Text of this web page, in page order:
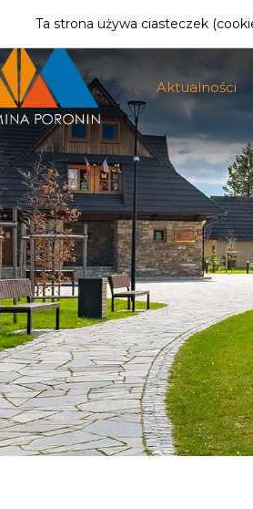
Aktualności
Ta strona używa ciasteczek